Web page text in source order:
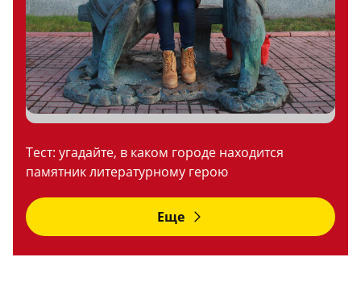
Тест: угадайте, в каком городе находится
памятник литературному герою
Еще